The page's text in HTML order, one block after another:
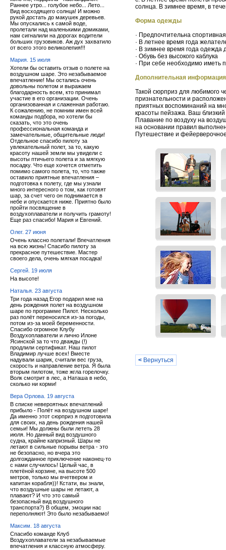
Раннее утро... голубое небо... Лето...
Вид восходящего солнца! И можно
рукой достать до макушек деревьев.
Мы опускались к самой воде,
пролетали над маленькими домиками,
нам сигналили на дорогах водители
больших грузовиков. Аж дух захватило
от всего этого великолепия!!!
Мария. 15 июля
Хотели бы оставить отзыв о полете на
воздушном шаре. Это незабываемое
впечатление! Мы остались очень
довольны полетом и выражаем
благодарность всем, кто принимал
участие в его организации. Очень
организованная и слаженная работаю.
К сожалению, не помним имен всей
команды подбора, но хотели бы
сказать, что это очень
профессиональная команда и
замечательные, общительные люди!
Отдельное спасибо пилоту за
увлекательный полет, за то, какую
красоту нашей земли мы увидели с
высоты птичьего полета и за мягкую
посадку. Что еще хочется отметить
помимо самого полета, то, что также
оставило приятные впечатления –
подготовка к полету, где мы узнали
много интересного о том, как готовят
шар, за счет чего он поднимается в
небе и опускается ниже. Приятно было
пройти посвящение в
воздухоплаватели и получить грамоту!
Еще раз спасибо! Мария и Евгений.
Олег. 27 июня
Очень классно полетали! Впечатления
на всю жизнь! Спасибо пилоту за
прекрасное путешествие. Мастер
своего дела, очень мягкая посадка!
Сергей. 19 июля
На высоте!
Наталья. 23 августа
Три года назад Егор подарил мне на
день рождения полет на воздушном
шаре по программе Пилот. Несколько
раз полёт переносился из-за погоды,
потом из-за моей беременности.
Спасибо огромное Клубу
Воздухоплаватели и лично Илоне
Ясинской за то что дважды (!)
продлили сертификат. Наш пилот
Владимир лучше всех! Вместе
надували шарик, считали вес груза,
скорость и направление ветра. Я была
вторым пилотом, тоже жгла горелочку.
Волк смотрит в лес, а Наташа в небо,
сколько ни корми!
Вера Орлова. 19 августа
В списке невероятных впечатлений
прибыло - Полёт на воздушном шаре!
Да именно этот сюрприз я подготовила
для своих, на день рождения нашей
семьи! Мы должны были лететь 28
июля. Но данный вид воздушного
судна, крайне капризный. Шары не
летают в сильные порывы ветра - это
не безопасно, но вчера это
долгожданное приключение наконец-то
с нами случилось! Целый час, в
плетёной корзине, на высоте 500
метров, только мы вчетвером и
капитан корабля))! Кстати, вы знали,
что воздушные шары не летают, а
плавают? И что это самый
безопасный вид воздушного
транспорта?) В общем, эмоции нас
переполняют! Это было незабываемо!
Максим. 18 августа
Спасибо команде Клуб
Воздухоплаватели за незабываемые
впечатления и классную атмосферу.
солнца. В зимнее время, в
Форма одежды
· Предпочтительна
· В летнее время года
· В зимнее время года одежда
· Обувь без высокого каблука
· При себе необходимо иметь
Дополнительная информация
Такой сюрприз для любимого
признательности и
приятных воспоминаний на
красоты пейзажа. Ваш
Плавание по воздуху на
на основании правил
Путешествие и
< Вернуться